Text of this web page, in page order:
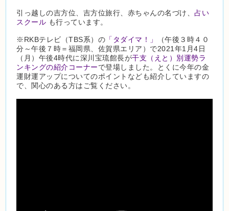
引っ越しの吉方位、吉方位旅行、赤ちゃんの名づけ、占い
スクール も行っています。
※RKBテレビ（TBS系）の 「タダイマ！」
（午後３時４０
分～午後７時＝福岡県、佐賀県エリア）で2021年1月4日
（月）午後4時代に深川宝琉館長が干支（えと）別運勢ラ
ンキングの紹介コーナーで登場しました。とくに今年の金
運財運アップについてのポイントなども紹介していますの
で、関心のある方はご覧ください。